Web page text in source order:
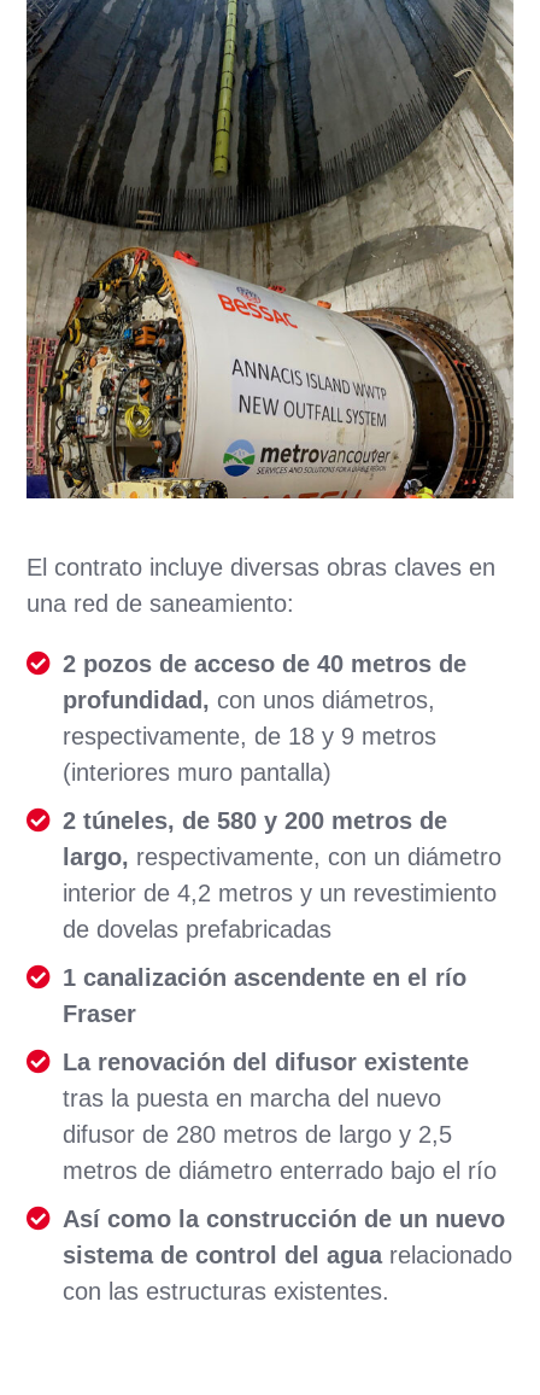
El contrato incluye diversas obras claves en
una red de saneamiento:
2 pozos de acceso de 40 metros de
profundidad, con unos diámetros,
respectivamente, de 18 y 9 metros
(interiores muro pantalla)
2 túneles, de 580 y 200 metros de
largo, respectivamente, con un diámetro
interior de 4,2 metros y un revestimiento
de dovelas prefabricadas
1 canalización ascendente en el río
Fraser
La renovación del difusor existente
tras la puesta en marcha del nuevo
difusor de 280 metros de largo y 2,5
metros de diámetro enterrado bajo el río
Así como la construcción de un nuevo
sistema de control del aguarelacionado
con las estructuras existentes.